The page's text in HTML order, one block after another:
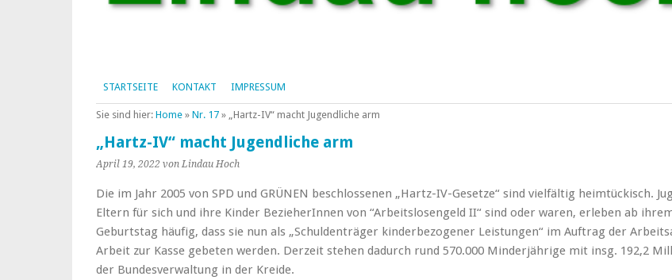
STARTSEITE KONTAKT IMPRESSUM
Sie sind hier: Home » Nr. 17 » „Hartz-IV“ macht Jugendliche arm
„Hartz-IV“ macht Jugendliche arm
April 19, 2022 von Lindau Hoch
Die im Jahr 2005 von SPD und GRÜNEN beschlossenen „Hartz-IV-Gesetze“ sind vielfältig heimtückisch.
Eltern für sich und ihre Kinder BezieherInnen von “Arbeitslosengeld II“ sind oder waren, erleben ab
Geburtstag häufig, dass sie nun als „Schuldenträger kinderbezogener Leistungen“ im Auftrag der
Arbeit zur Kasse gebeten werden. Derzeit stehen dadurch rund 570.000 Minderjährige mit insg. 192,2
der Bundesverwaltung in der Kreide.